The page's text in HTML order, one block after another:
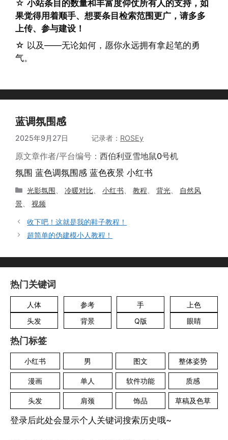
☆ 小站条目的数量和丰富度仰仗所有人的支持，如
果觉得用着顺手、想要条目检索范围更广，请多多
上传、参与建设！
☆ 以及——无论如何，愿你永远拥有拿起笔的勇
气。
蓝调氛围感
2025年9月27日 ROSEy
原文章作者/平台编号： 西伯利亚雪地鼠0号机
氛围 蓝色调氛围感 蓝色夜景 小红书
分
类
光影氛围 、冷暖对比 、小红书 、教程 、背光
自然风
景
视频
收下吧！这就是我的鞋子教程！
超简单的伪建模小人教程！
热门关键词
人体 参考 手
上色
头发
背景 Q版 眼睛
热门标签
小红书 男 图文 整体姿势
漫画 单人 软件功能 质感
头发 肩颈 饰品 草稿及色草
登录后此处会显示个人关键词搜索历史哦~